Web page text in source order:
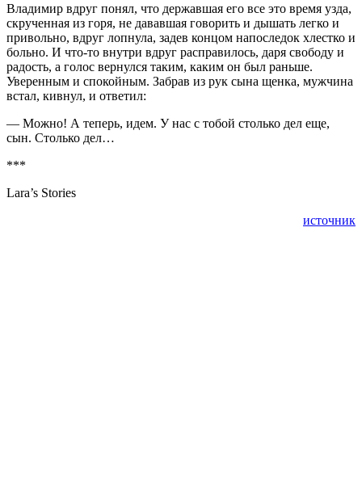
Владимир вдруг понял, что державшая его все это время узда,
скрученная из горя, не дававшая говорить и дышать легко и
привольно, вдруг лопнула, задев концом напоследок хлестко и
больно. И что-то внутри вдруг расправилось, даря свободу и
радость, а голос вернулся таким, каким он был раньше.
Уверенным и спокойным. Забрав из рук сына щенка, мужчина
встал, кивнул, и ответил:
— Можно! А теперь, идем. У нас с тобой столько дел еще,
сын. Столько дел…
***
Lara’s Stories
источник